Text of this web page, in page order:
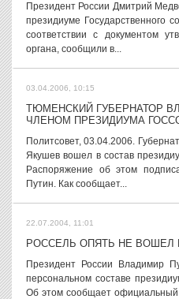
Президент России Дмитрий
президиуме Государственного
соответствии с документом
органа, сообщили в...
03.04.2006, 10:15
ТЮМЕНСКИЙ ГУБЕРНАТОР
ЧЛЕНОМ ПРЕЗИДИУМА
Политсовет, 03.04.2006.
Якушев вошел в состав
Распоряжение об этом
Путин. Как сообщает...
22.07.2004, 11:01
РОССЕЛЬ ОПЯТЬ НЕ ВОШЕЛ
Президент России Владимир
персональном составе
Об этом сообщает